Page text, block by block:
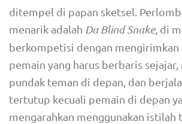
ditempel di papan sketsel.
menarik adalah Da Blind Snake, di
berkompetisi dengan mengirimkan
pemain yang harus berbaris sejajar,
pundak teman di depan, dan
tertutup kecuali pemain di depan
mengarahkan menggunakan istilah